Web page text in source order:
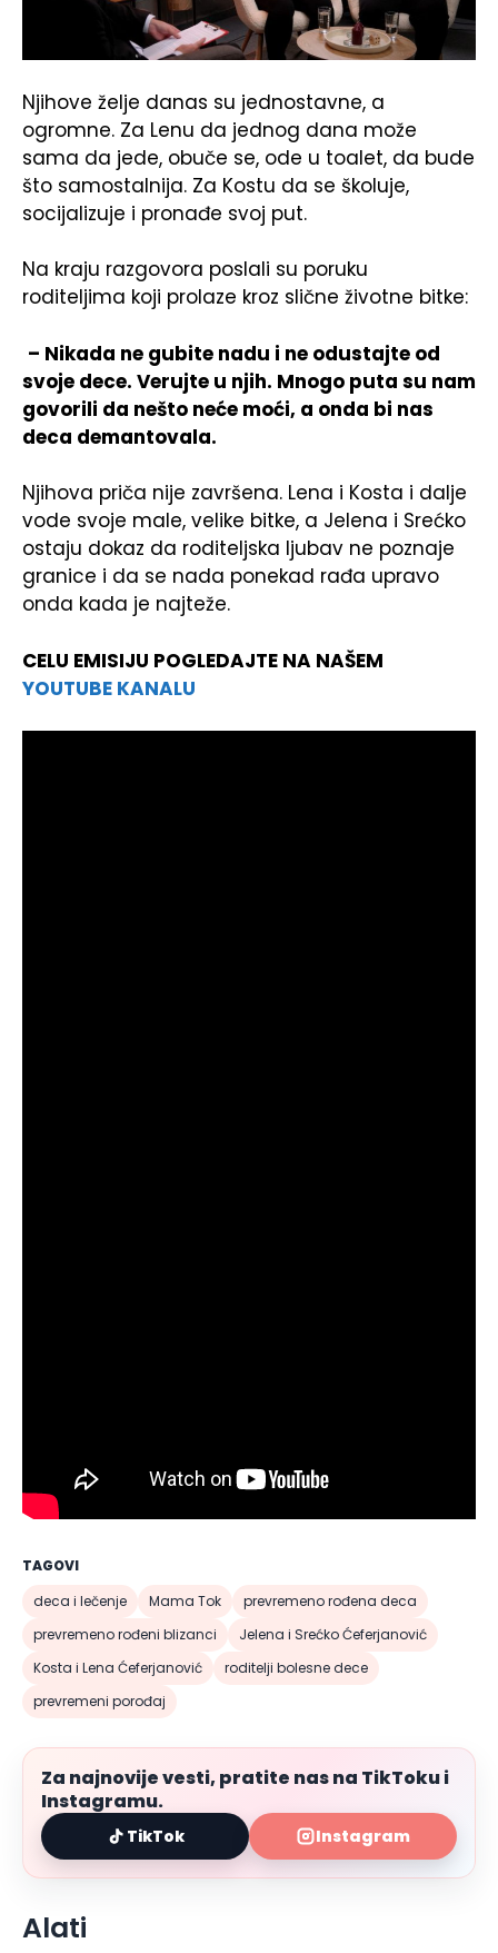
Njihove želje danas su jednostavne, a
ogromne. Za Lenu da jednog dana može
sama da jede, obuče se, ode u toalet, da bude
što samostalnija. Za Kostu da se školuje,
socijalizuje i pronađe svoj put.
Na kraju razgovora poslali su poruku
roditeljima koji prolaze kroz slične životne bitke:
– Nikada ne gubite nadu i ne odustajte od
svoje dece. Verujte u njih. Mnogo puta su nam
govorili da nešto neće moći, a onda bi nas
deca demantovala.
Njihova priča nije završena. Lena i Kosta i dalje
vode svoje male, velike bitke, a Jelena i Srećko
ostaju dokaz da roditeljska ljubav ne poznaje
granice i da se nada ponekad rađa upravo
onda kada je najteže.
CELU EMISIJU POGLEDAJTE NA NAŠEM
YOUTUBE KANALU
TAGOVI
deca i lečenje
Mama Tok
prevremeno rođena deca
prevremeno rođeni blizanci
Jelena i Srećko Ćeferjanović
Kosta i Lena Ćeferjanović
roditelji bolesne dece
prevremeni porođaj
Za najnovije vesti, pratite nas na TikToku i
Instagramu.
TikTok Instagram
Alati